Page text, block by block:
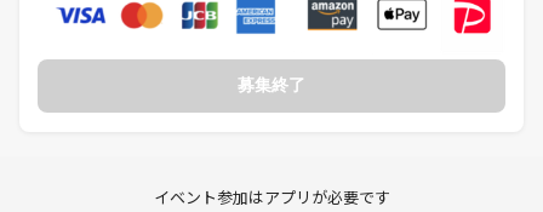
募集終了
イベント参加はアプリが必要です